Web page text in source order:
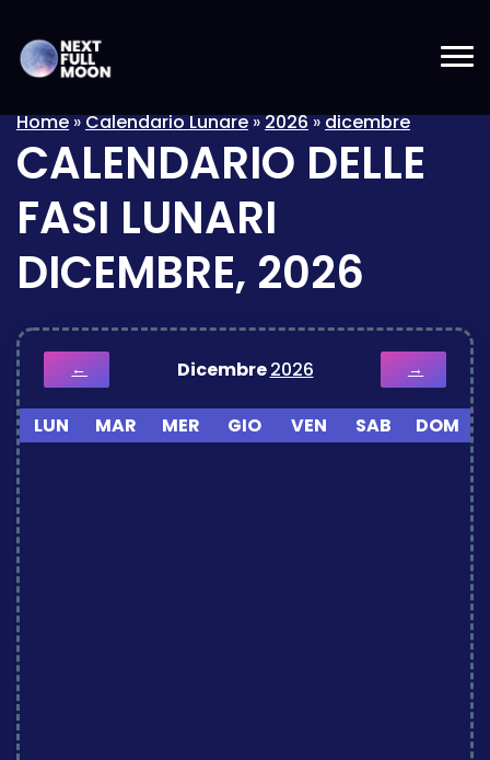
Home»Calendario Lunare»2026»dicembre
CALENDARIO DELLE
FASI LUNARI
DICEMBRE, 2026
← Dicembre2026 →
LUN MAR MER GIO VEN SAB DOM